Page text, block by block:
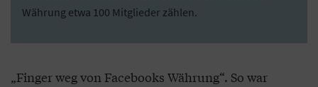
Währung etwa 100 Mitglieder zählen.
„Finger weg von Facebooks Währung“. So war